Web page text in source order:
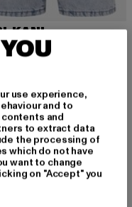
KANI
EURPreis: 20,00 EUR
39,99 EUR
UM
BLEI
use experience,
and to
and
to extract data
the processing of
which do not have
want to change
on "Accept" you